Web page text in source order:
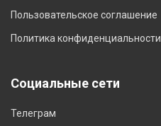
Пользовательское соглашение
Политика конфиденциальности
Социальные сети
Телеграм